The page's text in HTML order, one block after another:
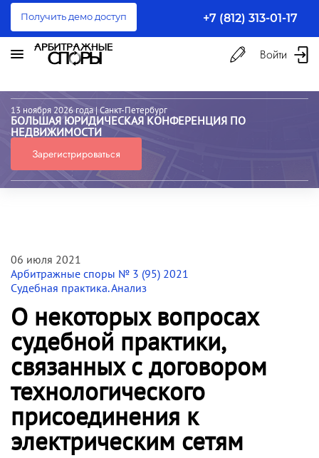
Получить демо доступ +7 (812) 313-01-17
Войти
13 ноября 2026 года | Санкт-Петербург
БОЛЬШАЯ ЮРИДИЧЕСКАЯ КОНФЕРЕНЦИЯ ПО
НЕДВИЖИМОСТИ
Зарегистрироваться
06 июля 2021
Арбитражные споры № 3 (95) 2021
Судебная практика. Анализ
О некоторых вопросах
судебной практики,
связанных с договором
технологического
присоединения к
электрическим сетям